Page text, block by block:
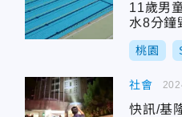
11歲男
水8分
責」賠
桃園
社會
快訊/基